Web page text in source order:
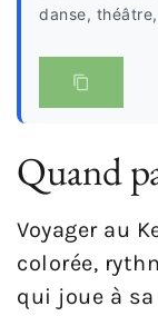
danse,
Quand
Voyager au
colorée,
qui joue à